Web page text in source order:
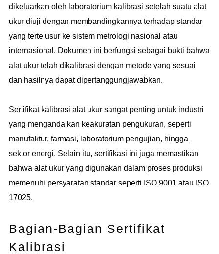
dikeluarkan oleh laboratorium kalibrasi setelah suatu alat
ukur diuji dengan membandingkannya terhadap standar
yang tertelusur ke sistem metrologi nasional atau
internasional. Dokumen ini berfungsi sebagai bukti bahwa
alat ukur telah dikalibrasi dengan metode yang sesuai
dan hasilnya dapat dipertanggungjawabkan.
Sertifikat kalibrasi alat ukur sangat penting untuk industri
yang mengandalkan keakuratan pengukuran, seperti
manufaktur, farmasi, laboratorium pengujian, hingga
sektor energi. Selain itu, sertifikasi ini juga memastikan
bahwa alat ukur yang digunakan dalam proses produksi
memenuhi persyaratan standar seperti ISO 9001 atau ISO
17025.
Bagian-Bagian Sertifikat
Kalibrasi